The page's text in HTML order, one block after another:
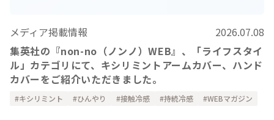
メディア掲載情報
2026.07.08
集英社の『non-no（ノンノ）WEB』、「ライフスタイ
ル」カテゴリにて、キシリミントアームカバー、ハンド
カバーをご紹介いただきました。
キシリミント ひんやり 接触冷感 持続冷感 WEBマガジン